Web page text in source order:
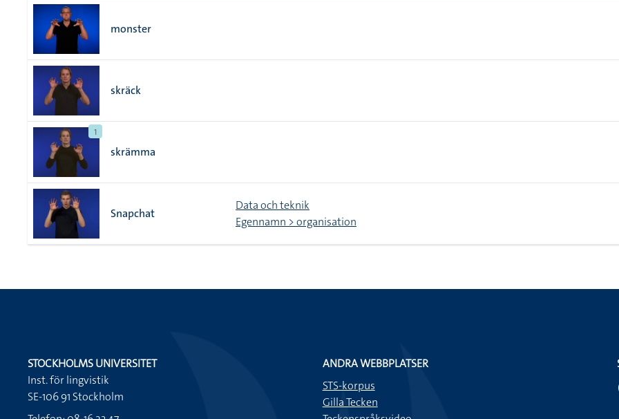
monster
skräck
1
skrämma
Snapchat
Data och teknik
Egennamn > organisation
STOCKHOLMS UNIVERSITET
Inst. för lingvistik
SE-106 91 Stockholm
ANDRA WEBBPLATSER
STS-korpus
Gilla Tecken